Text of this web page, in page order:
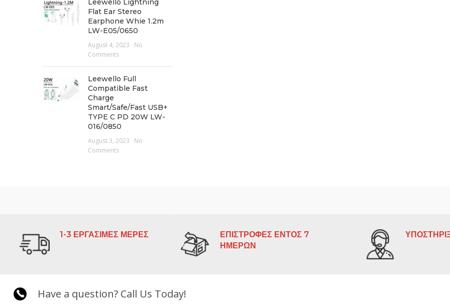
Leewello Lightning
Flat Ear Stereo
Earphone Whie 1.2m
LW-E05/0650
August 4, 2023
No
Comments
Leewello Full
Compatible Fast
Charge
Smart/Safe/Fast USB+
TYPE C PD 20W LW-
016/0850
August 3, 2023
No
Comments
1-3 ΕΡΓΑΣΙΜΕΣ ΜΕΡΕΣ
ΕΠΙΣΤΡΟΦΕΣ ΕΝΤΟΣ 7
ΗΜΕΡΩΝ
Have a question? Call Us Today!